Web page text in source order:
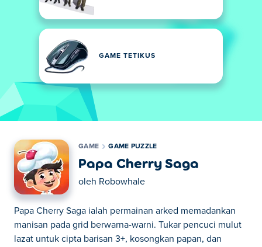
GAME TETIKUS
GAME GAME PUZZLE
Papa Cherry Saga
oleh Robowhale
Papa Cherry Saga ialah permainan arked memadankan
manisan pada grid berwarna-warni. Tukar pencuci mulut
lazat untuk cipta barisan 3+, kosongkan papan, dan